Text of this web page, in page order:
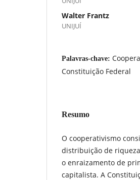
Walter Frantz
UNIJUÍ
Palavras-chave:
Constituição Federal
Resumo
O cooperativismo
distribuição de
o enraizamento de
capitalista. A